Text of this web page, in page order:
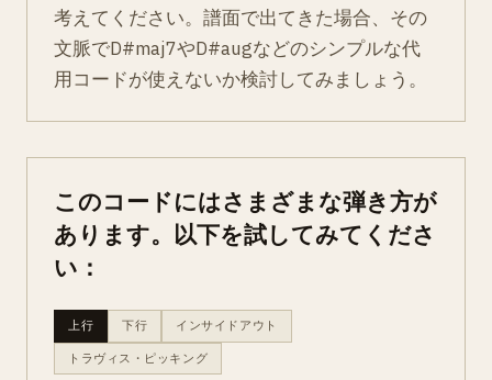
考えてください。譜面で出てきた場合、その
文脈でD#maj7やD#augなどのシンプルな代
用コードが使えないか検討してみましょう。
このコードにはさまざまな弾き方が
あります。以下を試してみてくださ
い：
上行 下行 インサイドアウト
トラヴィス・ピッキング